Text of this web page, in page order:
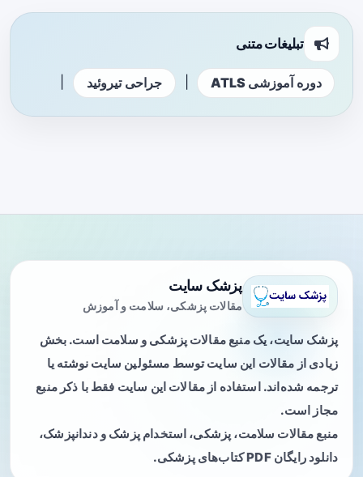
تبلیغات متنی
دوره آموزشی ATLS جراحی تیروئید
پزشک سایت
مقالات پزشکی، سلامت و آموزش
پزشک سایت، یک منبع مقالات پزشکی و سلامت است. بخش
زیادی از مقالات این سایت توسط مسئولین سایت نوشته یا
ترجمه شده‌اند. استفاده از مقالات این سایت فقط با ذکر منبع
مجاز است.
منبع مقالات سلامت، پزشکی، استخدام پزشک و دندانپزشک،
دانلود رایگان PDF کتاب‌های پزشکی.